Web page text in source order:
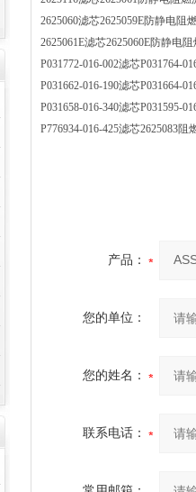
2625060滤芯2625059E防静电阻
2625061E滤芯2625060E防静电
P031772-016-002滤芯P031764-
P031662-016-190滤芯P031664-
P031658-016-340滤芯P031595-
P776934-016-425滤芯2625083
产品：
您的单位：
您的姓名：
联系电话：